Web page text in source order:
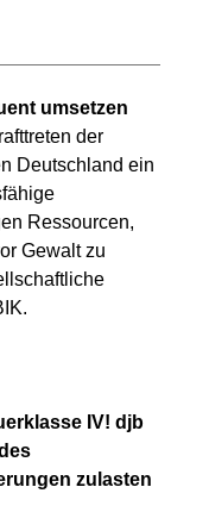
umsetzen
der
Deutschland ein
Ressourcen,
Gewalt zu
IV! djb
zulasten